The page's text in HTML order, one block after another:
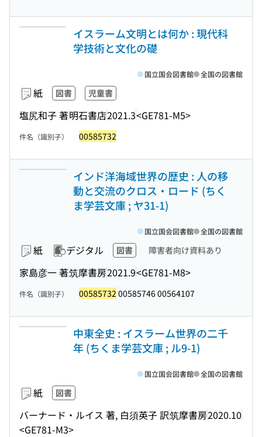
イスラーム文明とは何か : 現代科
学技術と文化の礎
紙 図書 児童書
塩尻和子 著明石書店2021.3<GE781-M5>
国立国会図書館 全国の図書館
件名（識別子） 00585732
インド洋海域世界の歴史 : 人の移
動と交流のクロス・ロード (ちく
ま学芸文庫 ; ヤ31-1)
紙 デジタル 図書 障害者向け資料あり
家島彦一 著筑摩書房2021.9<GE781-M8>
国立国会図書館 全国の図書館
件名（識別子） 00585732 00585746 00564107
中東全史 : イスラーム世界の二千
年 (ちくま学芸文庫 ; ル9-1)
紙 図書
バーナード・ルイス 著, 白須英子 訳筑摩書房2020.10
<GE781-M3>
国立国会図書館 全国の図書館